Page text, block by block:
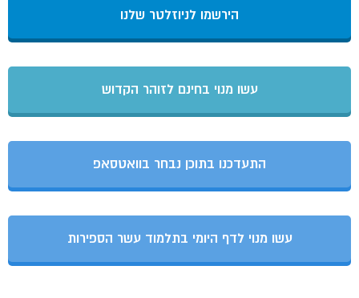
הירשמו לניוזלטר שלנו
עשו מנוי בחינם לזוהר הקדוש
התעדכנו בתוכן נבחר בוואטסאפ
עשו מנוי לדף היומי בתלמוד עשר הספירות